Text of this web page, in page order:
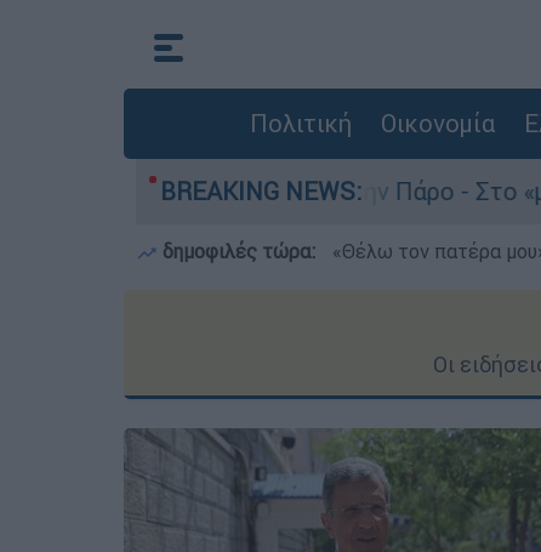
Πολιτική Οικονομία
BREAKING NEWS:
4χρονου στην Πάρο - Στο «μικροσκόπιο»
δημοφιλές τώρα: «Θέλω τον πατέρα
Οι